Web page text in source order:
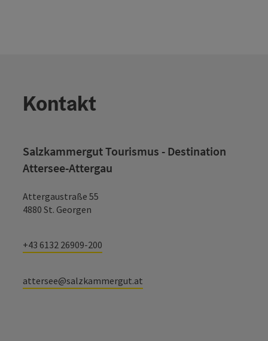
Kontakt
Salzkammergut Tourismus - Destination
Attersee-Attergau
Attergaustraße 55
4880 St. Georgen
+43 6132 26909-200
attersee@salzkammergut.at